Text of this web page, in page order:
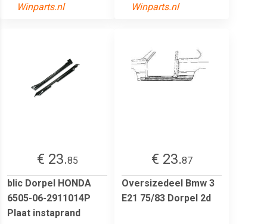
Winparts.nl Winparts.nl
€ 23.85
blic Dorpel HONDA
6505-06-2911014P
Plaat instaprand
€ 23.87
Oversizedeel Bmw 3
E21 75/83 Dorpel 2d